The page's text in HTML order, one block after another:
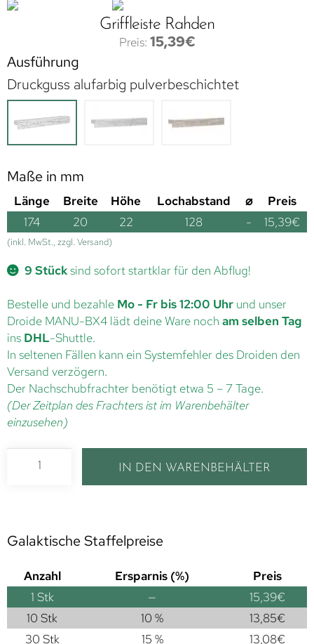
Griffleiste Rahden
15,39€
Ausführung
Druckguss alufarbig pulverbeschichtet
Maße in mm
Länge Breite Höhe Lochabstand ⌀
Preis
174
20 22 128 - 15,39€
(inkl. MwSt., zzgl. Versand)
9 Stücksind sofort startklar für den Abflug!
Bestelle und bezahle Mo - Fr bis 12:00 Uhr und unser
Droide MANU-BX4 lädt deine Ware noch am selben Tag
ins DHL-Shuttle.
In seltenen Fällen kann ein Systemfehler des Droiden den
Versand verzögern.
Der Nachschubfrachter benötigt etwa 5 – 7 Tage.
(Der Zeitplan des Frachters ist im Warenbehälter
einzusehen)
IN DEN WARENBEHÄLTER
Galaktische Staffelpreise
Anzahl Ersparnis (%)
Preis
1 Stk — 15,39€
10 Stk
10 % 13,85€
30 Stk
15 % 13,08€